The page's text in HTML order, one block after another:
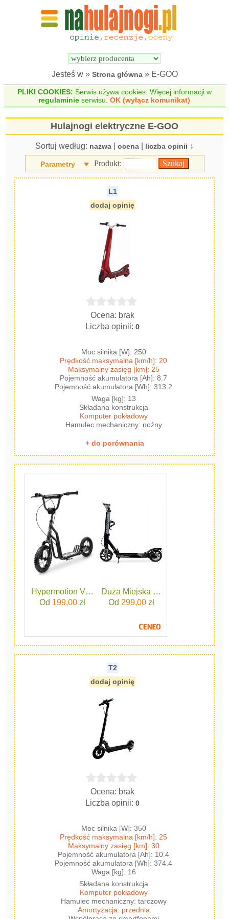
Wyszukiwarka
elektrycznych
Jesteś w » Strona główna» E-GOO
PLIKI COOKIES: Serwis używa cookies. Więcej informacji w
regulaminie serwisu.OK (wyłącz komunikat)
Hulajnogi elektryczne E-GOO
Sortuj według: nazwa ocena liczba opinii ↓
Parametry Produkt:
L1
dodaj opinię
Ocena: brak
Liczba opinii:0
Moc silnika [W]: 250
Prędkość maksymalna [km/h]: 20
Maksymalny zasięg [km]: 25
Pojemność akumulatora [Ah]: 8.7
Pojemność akumulatora [Wh]: 313.2
Waga [kg]: 13
Składana konstrukcja
Komputer pokładowy
Hamulec mechaniczny: nożny
+ do porównania
Hypermotion Viva 12 Czarna
Od 199,00zł
Duża Miejska Hulajnoga Bergen
Od 299,00zł
T2
dodaj opinię
Ocena: brak
Liczba opinii:0
Moc silnika [W]: 350
Prędkość maksymalna [km/h]: 25
Maksymalny zasięg [km]: 30
Pojemność akumulatora [Ah]: 10.4
Pojemność akumulatora [Wh]: 374.4
Waga [kg]: 16
Składana konstrukcja
Komputer pokładowy
Hamulec mechaniczny: tarczowy
Amortyzacja: przednia